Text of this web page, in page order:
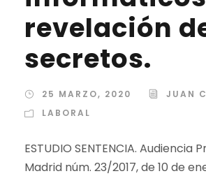
revelación
secretos.
25 MARZO, 2020
JUAN
LABORAL
ESTUDIO SENTENCIA. Audiencia
Madrid núm. 23/2017, de 10 de